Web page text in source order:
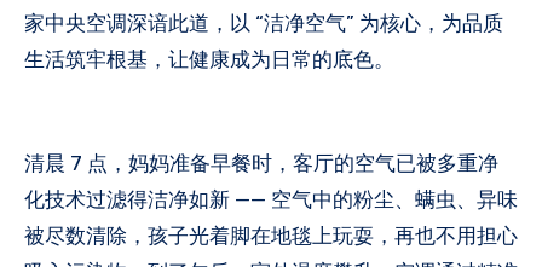
家中央空调深谙此道，以 “洁净空气” 为核心，为品质
生活筑牢根基，让健康成为日常的底色。
清晨 7 点，妈妈准备早餐时，客厅的空气已被多重净
化技术过滤得洁净如新 —— 空气中的粉尘、螨虫、异味
被尽数清除，孩子光着脚在地毯上玩耍，再也不用担心